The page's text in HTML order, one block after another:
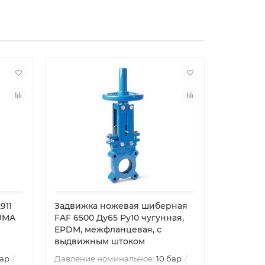
Задвижка ножевая шиберная
FAF 6500 Ду65 Ру10 чугунная,
EPDM, межфланцевая, с
выдвижным штоком
Давление номинальное: 10 бар